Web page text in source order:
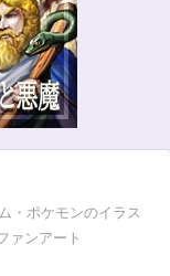
・ポケモンのイラス
ァンアート